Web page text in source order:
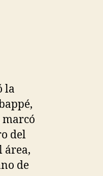
la
del
área,
de